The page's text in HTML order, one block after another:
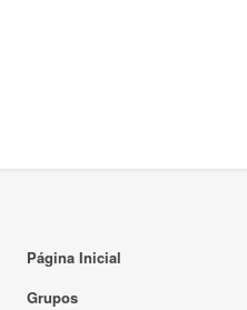
Página Inicial
Grupos